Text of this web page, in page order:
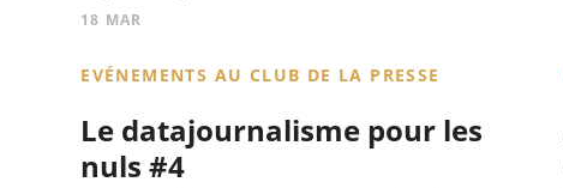
18 MAR
EVÉNEMENTS AU CLUB DE LA PRESSE
Le datajournalisme pour les
nuls #4